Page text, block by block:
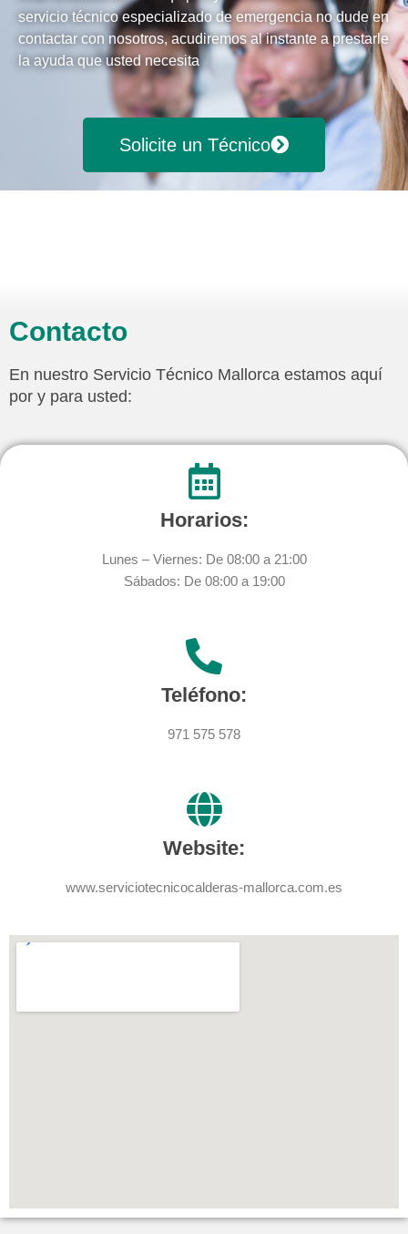
servicio técnico especializado de emergencia no dude en
contactar con nosotros, acudiremos al instante a prestarle
la ayuda que usted necesita
Solicite un Técnico
Contacto
En nuestro Servicio Técnico Mallorca estamos aquí
por y para usted:
Horarios:
Lunes – Viernes: De 08:00 a 21:00
Sábados: De 08:00 a 19:00
Teléfono:
971 575 578
Website:
www.serviciotecnicocalderas-mallorca.com.es